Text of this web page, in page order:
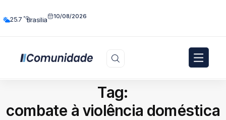
25.7 °CBrasília 10/08/2026
Tag:
combate à violência doméstica